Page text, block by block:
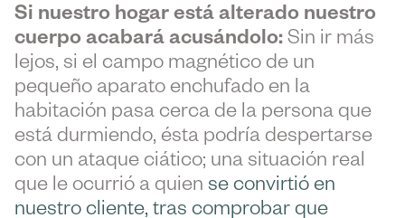
Si nuestro hogar está alterado nuestro
cuerpo acabará acusándolo: Sin ir más
lejos, si el campo magnético de un
pequeño aparato enchufado en la
habitación pasa cerca de la persona que
está durmiendo, ésta podría despertarse
con un ataque ciático; una situación real
que le ocurrió a quien se convirtió en
nuestro cliente, tras comprobar que